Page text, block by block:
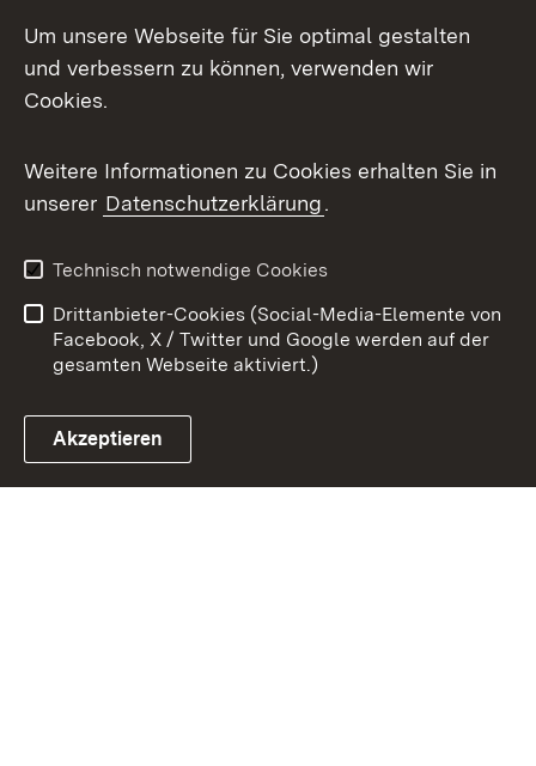
X / Twitter
Youtube
Link zum Landesportal
Kontakt
Datenschutz
Barrierefreiheit
Impressum
Cookies
Um unsere Webseite für Sie optimal gestalten
und verbessern zu können, verwenden wir
Cookies.
Weitere Informationen zu Cookies erhalten Sie in
unserer Datenschutzerklärung.
Technisch notwendige Cookies
Drittanbieter-Cookies (Social-Media-Elemente von
Facebook, X / Twitter und Google werden auf der
gesamten Webseite aktiviert.)
Akzeptieren